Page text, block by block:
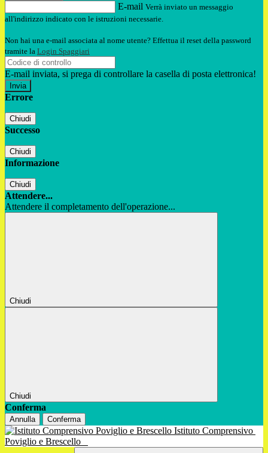
E-mail Verrà inviato un messaggio
all'indirizzo indicato con le istruzioni necessarie.
Non hai una e-mail associata al nome utente? Effettua il reset della password
tramite la Login Spaggiari
E-mail inviata, si prega di controllare la casella di posta elettronica!
Errore
Chiudi
Successo
Chiudi
Informazione
Chiudi
Attendere...
Attendere il completamento dell'operazione...
Chiudi
Chiudi
Conferma
Annulla Conferma
Istituto Comprensivo
Poviglio e Brescello